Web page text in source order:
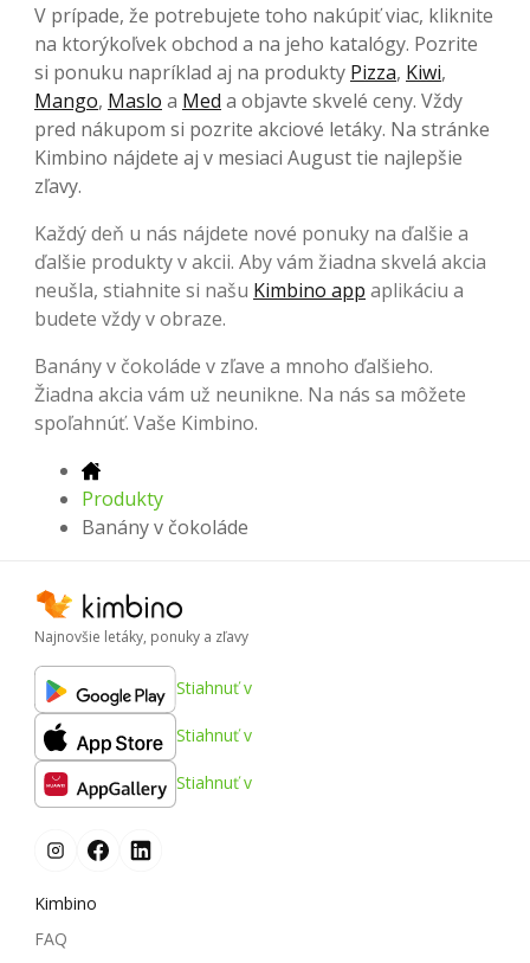
V prípade, že potrebujete toho nakúpiť viac, kliknite
na ktorýkoľvek obchod a na jeho katalógy. Pozrite
si ponuku napríklad aj na produkty Pizza, Kiwi,
Mango, Maslo a Med a objavte skvelé ceny. Vždy
pred nákupom si pozrite akciové letáky. Na stránke
Kimbino nájdete aj v mesiaci August tie najlepšie
zľavy.
Každý deň u nás nájdete nové ponuky na ďalšie a
ďalšie produkty v akcii. Aby vám žiadna skvelá akcia
neušla, stiahnite si našu Kimbino app aplikáciu a
budete vždy v obraze.
Banány v čokoláde v zľave a mnoho ďalšieho.
Žiadna akcia vám už neunikne. Na nás sa môžete
spoľahnúť. Vaše Kimbino.
Produkty
Banány v čokoláde
Najnovšie letáky, ponuky a zľavy
Stiahnuť v
Stiahnuť v
Stiahnuť v
Kimbino
FAQ